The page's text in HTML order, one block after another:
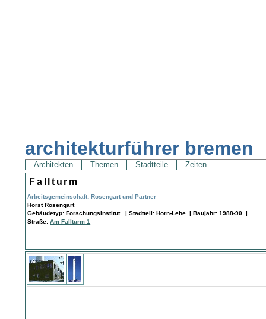
architekturführer bremen
Architekten Themen Stadtteile Zeiten
Fallturm
Arbeitsgemeinschaft: Rosengart und Partner
Horst Rosengart
Gebäudetyp: Forschungsinstitut | Stadtteil: Horn-Lehe | Baujahr: 1988-90 |
Straße:Am Fallturm 1